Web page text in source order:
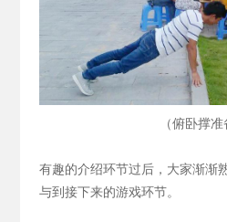
（俯卧撑准
有趣的介绍环节过后，大家渐渐
与到接下来的游戏环节。